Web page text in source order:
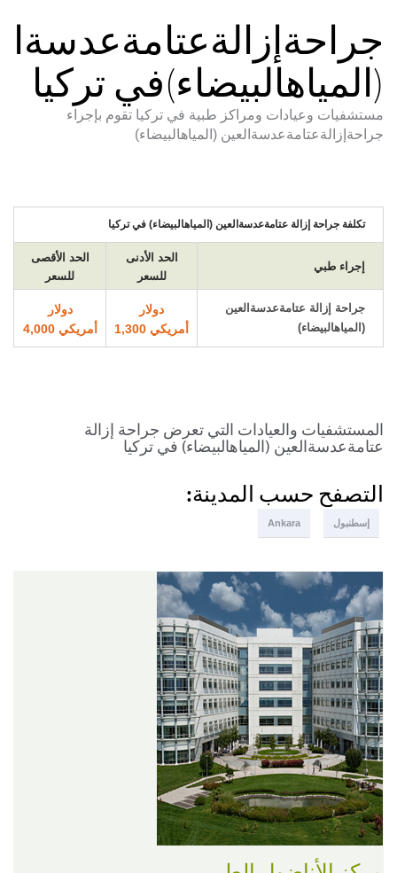
(المياهالبيضاء)في تركيا
مستشفيات وعيادات ومراكز طبية في تركيا تقوم بإجراء
جراحةإزالةعتامةعدسةالعين (المياهالبيضاء)
تكلفة جراحة إزالة عتامةعدسةالعين (المياهالبيضاء) في تركيا
إجراء طبي
الحد الأدنى
للسعر
الحد الأقصى
للسعر
جراحة إزالة عتامةعدسةالعين
(المياهالبيضاء)
دولار
أمريكي 1,300
دولار
أمريكي 4,000
المستشفيات والعيادات التي تعرض جراحة إزالة
عتامةعدسةالعين (المياهالبيضاء) في تركيا
التصفح حسب المدينة:
إسطنبول Ankara